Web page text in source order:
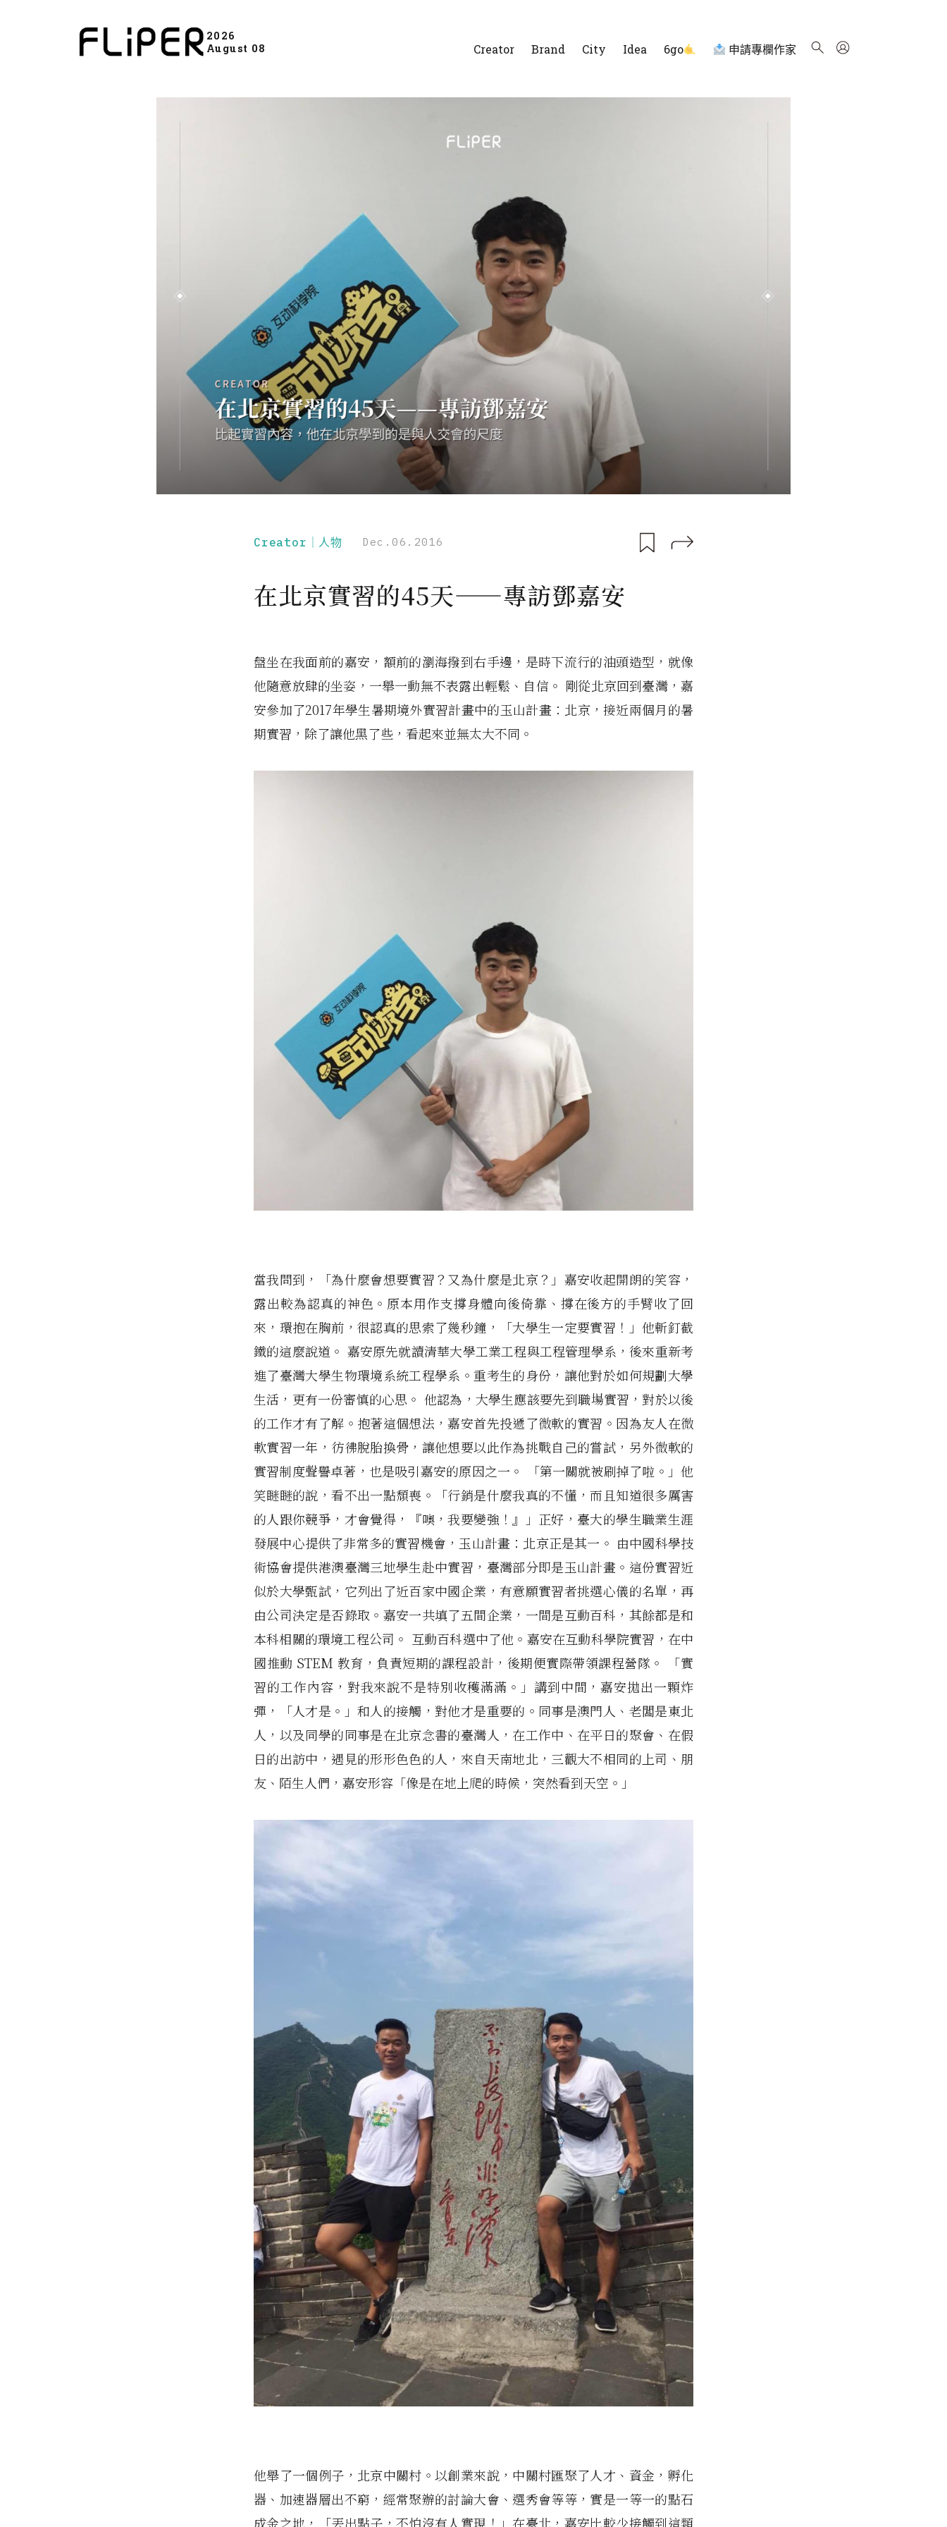
2026
August 08
Creator Brand City Idea 6go 申請專欄作家
Creator｜人物 Dec.06.2016
在北京實習的45天——專訪鄧嘉安
盤坐在我面前的嘉安，額前的瀏海撥到右手邊，是時下流行的油頭造型，就像
他隨意放肆的坐姿，一舉一動無不表露出輕鬆、自信。 剛從北京回到臺灣，嘉
安參加了2017年學生暑期境外實習計畫中的玉山計畫：北京，接近兩個月的暑
期實習，除了讓他黑了些，看起來並無太大不同。
當我問到，「為什麼會想要實習？又為什麼是北京？」嘉安收起開朗的笑容，
露出較為認真的神色。原本用作支撐身體向後倚靠、撐在後方的手臂收了回
來，環抱在胸前，很認真的思索了幾秒鐘，「大學生一定要實習！」他斬釘截
鐵的這麼說道。 嘉安原先就讀清華大學工業工程與工程管理學系，後來重新考
進了臺灣大學生物環境系統工程學系。重考生的身份，讓他對於如何規劃大學
生活，更有一份審慎的心思。 他認為，大學生應該要先到職場實習，對於以後
的工作才有了解。抱著這個想法，嘉安首先投遞了微軟的實習。因為友人在微
軟實習一年，彷彿脫胎換骨，讓他想要以此作為挑戰自己的嘗試，另外微軟的
實習制度聲譽卓著，也是吸引嘉安的原因之一。 「第一關就被刷掉了啦。」他
笑瞇瞇的說，看不出一點頹喪。「行銷是什麼我真的不懂，而且知道很多厲害
的人跟你競爭，才會覺得，『噢，我要變強！』」正好，臺大的學生職業生涯
發展中心提供了非常多的實習機會，玉山計畫：北京正是其一。 由中國科學技
術協會提供港澳臺灣三地學生赴中實習，臺灣部分即是玉山計畫。這份實習近
似於大學甄試，它列出了近百家中國企業，有意願實習者挑選心儀的名單，再
由公司決定是否錄取。嘉安一共填了五間企業，一間是互動百科，其餘都是和
本科相關的環境工程公司。 互動百科選中了他。嘉安在互動科學院實習，在中
國推動 STEM 教育，負責短期的課程設計，後期便實際帶領課程營隊。 「實
習的工作內容，對我來說不是特別收穫滿滿。」講到中間，嘉安拋出一顆炸
彈，「人才是。」和人的接觸，對他才是重要的。同事是澳門人、老闆是東北
人，以及同學的同事是在北京念書的臺灣人，在工作中、在平日的聚會、在假
日的出訪中，遇見的形形色色的人，來自天南地北，三觀大不相同的上司、朋
友、陌生人們，嘉安形容「像是在地上爬的時候，突然看到天空。」
他舉了一個例子，北京中關村。以創業來說，中關村匯聚了人才、資金，孵化
器、加速器層出不窮，經常聚辦的討論大會、選秀會等等，實是一等一的點石
成金之地，「丟出點子，不怕沒有人實現！」在臺北，嘉安比較少接觸到這類